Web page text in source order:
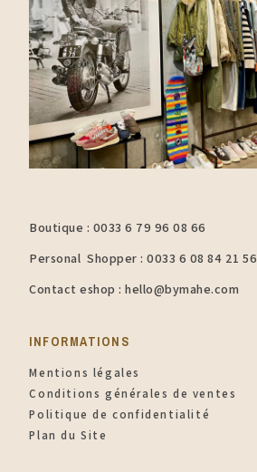
Boutique : 0033 6 79 96 08 66
Personal Shopper : 0033 6 08 84 21 56
Contact eshop : hello@bymahe.com
INFORMATIONS​
Mentions légales
Conditions générales de ventes
Politique de confidentialité
Plan du Site